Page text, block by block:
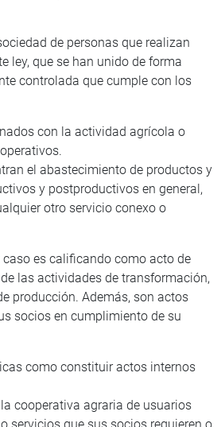
de personas que realizan
ley, que se han unido de forma
controlada que cumple con los
con la actividad agrícola o
el abastecimiento de productos y
y postproductivos en general,
otro servicio conexo o
es calificando como acto de
las actividades de transformación,
producción. Además, son actos
socios en cumplimiento de su
como constituir actos internos
cooperativa agraria de usuarios